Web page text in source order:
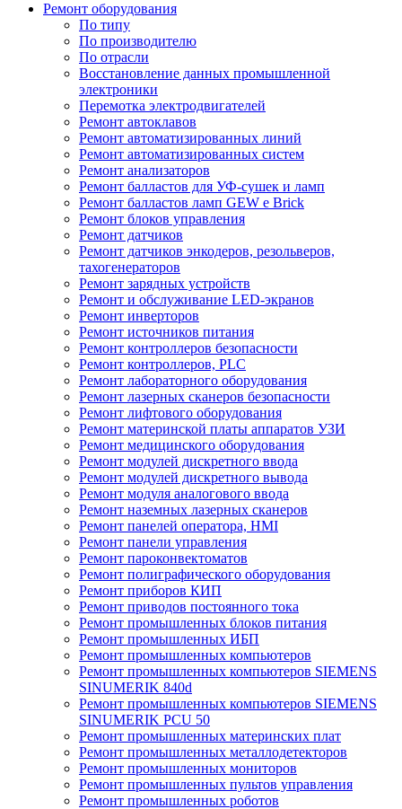
Ремонт оборудования
По типу
По производителю
По отрасли
Восстановление данных промышленной
электроники
Перемотка электродвигателей
Ремонт автоклавов
Ремонт автоматизированных линий
Ремонт автоматизированных систем
Ремонт анализаторов
Ремонт балластов для УФ-сушек и ламп
Ремонт балластов ламп GEW e Brick
Ремонт блоков управления
Ремонт датчиков
Ремонт датчиков энкодеров, резольверов,
тахогенераторов
Ремонт зарядных устройств
Ремонт и обслуживание LED-экранов
Ремонт инверторов
Ремонт источников питания
Ремонт контроллеров безопасности
Ремонт контроллеров, PLC
Ремонт лабораторного оборудования
Ремонт лазерных сканеров безопасности
Ремонт лифтового оборудования
Ремонт материнской платы аппаратов УЗИ
Ремонт медицинского оборудования
Ремонт модулей дискретного ввода
Ремонт модулей дискретного вывода
Ремонт модуля аналогового ввода
Ремонт наземных лазерных сканеров
Ремонт панелей оператора, HMI
Ремонт панели управления
Ремонт пароконвектоматов
Ремонт полиграфического оборудования
Ремонт приборов КИП
Ремонт приводов постоянного тока
Ремонт промышленных блоков питания
Ремонт промышленных ИБП
Ремонт промышленных компьютеров
Ремонт промышленных компьютеров SIEMENS
SINUMERIK 840d
Ремонт промышленных компьютеров SIEMENS
SINUMERIK PCU 50
Ремонт промышленных материнских плат
Ремонт промышленных металлодетекторов
Ремонт промышленных мониторов
Ремонт промышленных пультов управления
Ремонт промышленных роботов